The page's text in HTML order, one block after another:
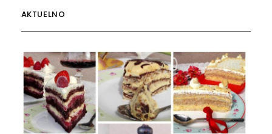
AKTUELNO